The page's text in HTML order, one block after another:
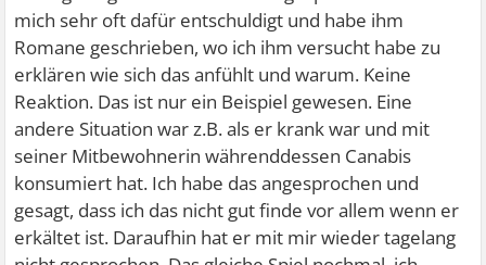
mich sehr oft dafür entschuldigt und habe ihm
Romane geschrieben, wo ich ihm versucht habe zu
erklären wie sich das anfühlt und warum. Keine
Reaktion. Das ist nur ein Beispiel gewesen. Eine
andere Situation war z.B. als er krank war und mit
seiner Mitbewohnerin währenddessen Canabis
konsumiert hat. Ich habe das angesprochen und
gesagt, dass ich das nicht gut finde vor allem wenn er
erkältet ist. Daraufhin hat er mit mir wieder tagelang